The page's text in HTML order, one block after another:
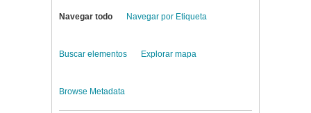
Navegar todo Navegar por Etiqueta
Buscar elementos Explorar mapa
Browse Metadata